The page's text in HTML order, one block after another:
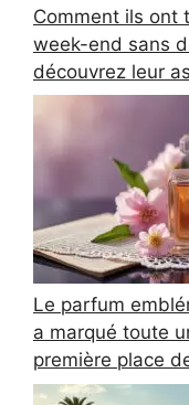
Comment ils ont
week-end sans
découvrez leur
Le parfum
a marqué toute
première place